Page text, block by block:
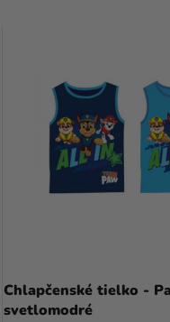
Chlapčenské tielko -
svetlomodré